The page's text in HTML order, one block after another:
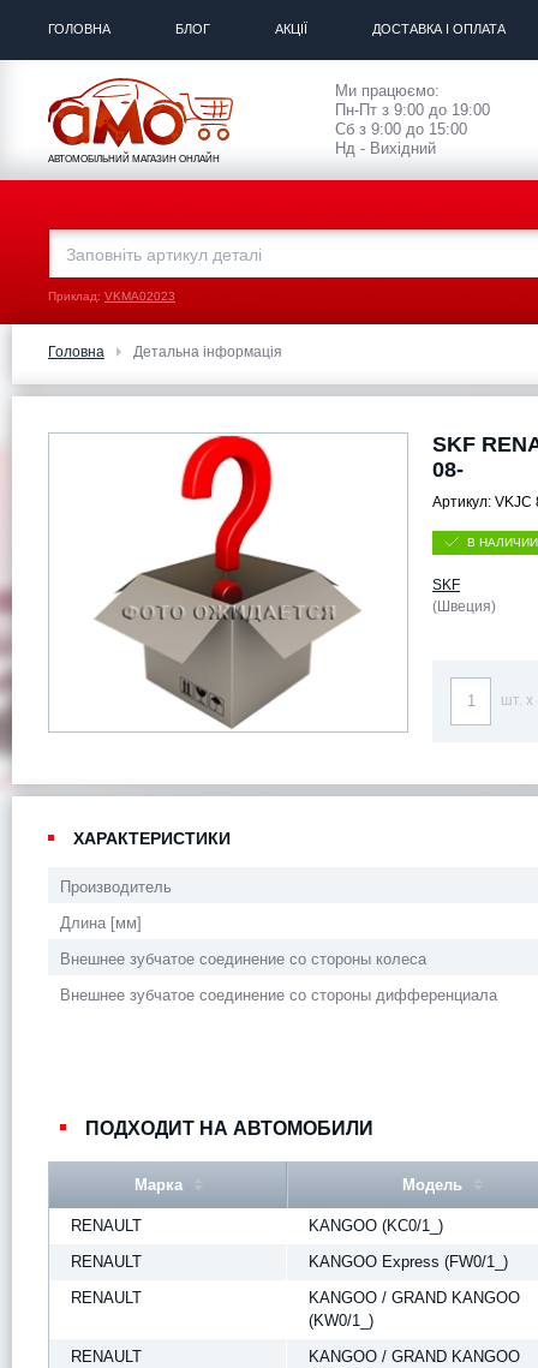
ГОЛОВНА БЛОГ АКЦІЇ ДОСТАВКА І ОПЛАТА
АВТОМОБІЛЬНИЙ МАГАЗИН ОНЛАЙН
Ми працюємо:
Пн-Пт з 9:00 до 19:00
Сб з 9:00 до 15:00
Нд - Вихідний
Приклад: VKMA02023
Головна Детальна інформація
SKF
08-
Артикул: VKJC
В НАЛИЧИИ
SKF
(Швеция)
шт. x
ХАРАКТЕРИСТИКИ
Производитель
Длина [мм]
Внешнее зубчатое соединение со стороны колеса
Внешнее зубчатое соединение со стороны дифференциала
ПОДХОДИТ НА АВТОМОБИЛИ
Марка Модель
RENAULT
KANGOO (KC0/1_)
RENAULT
KANGOO Express (FW0/1_)
RENAULT
KANGOO / GRAND KANGOO
(KW0/1_)
RENAULT
KANGOO / GRAND KANGOO